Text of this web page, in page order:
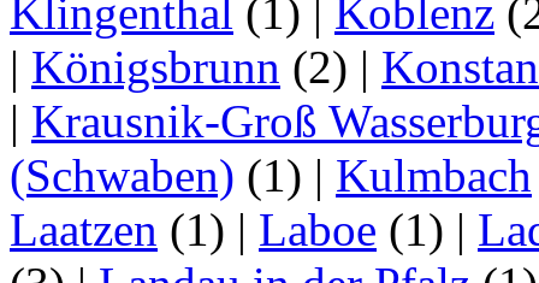
Klingenthal (1) | Koblenz
| Königsbrunn (2) |
| Krausnik-Groß
(Schwaben) (1) | Kulmbach
Laatzen (1) | Laboe (1) |